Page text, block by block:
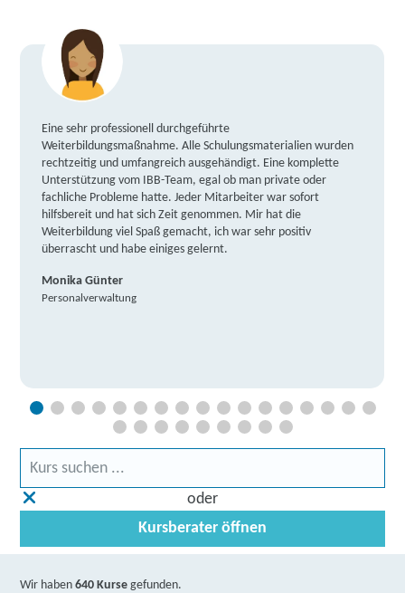
Eine sehr professionell durchgeführte
Weiterbildungsmaßnahme. Alle Schulungsmaterialien wurden
rechtzeitig und umfangreich ausgehändigt. Eine komplette
Unterstützung vom IBB-Team, egal ob man private oder
fachliche Probleme hatte. Jeder Mitarbeiter war sofort
hilfsbereit und hat sich Zeit genommen. Mir hat die
Weiterbildung viel Spaß gemacht, ich war sehr positiv
überrascht und habe einiges gelernt.
Monika Günter
Personalverwaltung
oder
Kursberater öffnen
Wir haben640 Kurse gefunden.